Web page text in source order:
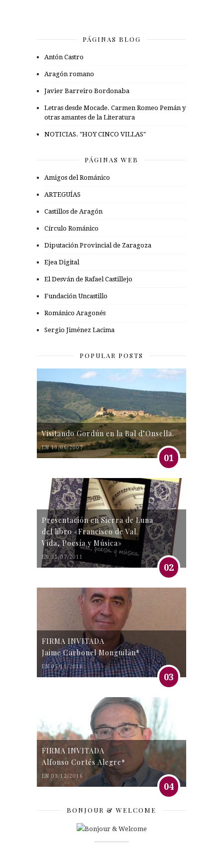
PÁGINAS BLOG
Antón Castro
Aragón romano
Javier Barreiro Bordonaba
Letras desde Mocade. Carmen Romeo Pemán y
otras amantes de la Literatura
NOTICIAS. "HOY CINCO VILLAS"
PÁGINAS WEB
Amigos del Románico
ARTEGUÍAS
Castillos de Aragón
Círculo Románico
Diputación Provincial de Zaragoza
Ejea Digital
El Desván de Rafael Castillejo
Fundación Uncastillo
Románico Aragonés
Sergio Jiménez Lacima
POPULAR POSTS
Visitando Gordún en la Bal d’Onsella.
EN 19/06/2007
01
Presentación en Sierra de Luna
del libro «Francisco de Val.
Vida, Poesía y Música»
EN 31/07/2011
02
FIRMA INVITADA
Jaime Carbonel Monguilán*
EN 05/11/2016
03
FIRMA INVITADA
Alfonso Cortés Alegre*
EN 03/12/2016
04
BONJOUR & WELCOME